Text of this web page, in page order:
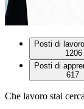
Posti di
1206
Posti di
617
Che lavoro stai